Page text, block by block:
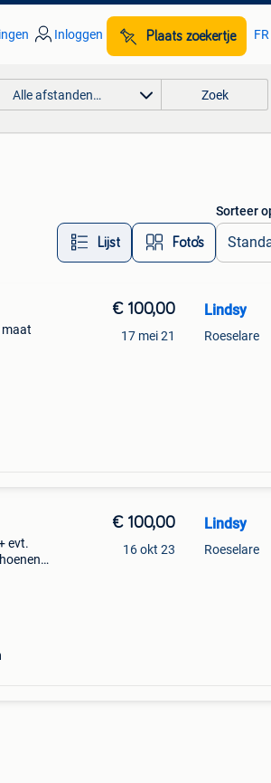
Inloggen Plaats zoekertje FR
Alle afstanden… Zoek
Lijst Foto’s
Sorteer
maat
€ 100,00
17 mei 21
Lindsy
Roeselare
evt.
€ 100,00
16 okt 23
Lindsy
Roeselare